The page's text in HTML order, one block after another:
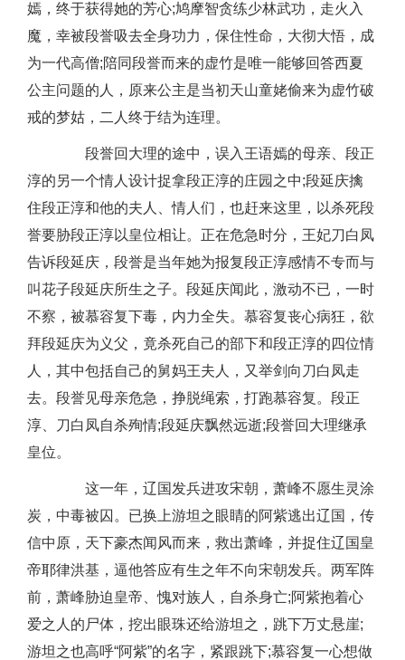
嫣，终于获得她的芳心;鸠摩智贪练少林武功，走火入
魔，幸被段誉吸去全身功力，保住性命，大彻大悟，成
为一代高僧;陪同段誉而来的虚竹是唯一能够回答西夏
公主问题的人，原来公主是当初天山童姥偷来为虚竹破
戒的梦姑，二人终于结为连理。
段誉回大理的途中，误入王语嫣的母亲、段正
淳的另一个情人设计捉拿段正淳的庄园之中;段延庆擒
住段正淳和他的夫人、情人们，也赶来这里，以杀死段
誉要胁段正淳以皇位相让。正在危急时分，王妃刀白凤
告诉段延庆，段誉是当年她为报复段正淳感情不专而与
叫花子段延庆所生之子。段延庆闻此，激动不已，一时
不察，被慕容复下毒，内力全失。慕容复丧心病狂，欲
拜段延庆为义父，竟杀死自己的部下和段正淳的四位情
人，其中包括自己的舅妈王夫人，又举剑向刀白凤走
去。段誉见母亲危急，挣脱绳索，打跑慕容复。段正
淳、刀白凤自杀殉情;段延庆飘然远逝;段誉回大理继承
皇位。
这一年，辽国发兵进攻宋朝，萧峰不愿生灵涂
炭，中毒被囚。已换上游坦之眼睛的阿紫逃出辽国，传
信中原，天下豪杰闻风而来，救出萧峰，并捉住辽国皇
帝耶律洪基，逼他答应有生之年不向宋朝发兵。两军阵
前，萧峰胁迫皇帝、愧对族人，自杀身亡;阿紫抱着心
爱之人的尸体，挖出眼珠还给游坦之，跳下万丈悬崖;
游坦之也高呼“阿紫”的名字，紧跟跳下;慕容复一心想做